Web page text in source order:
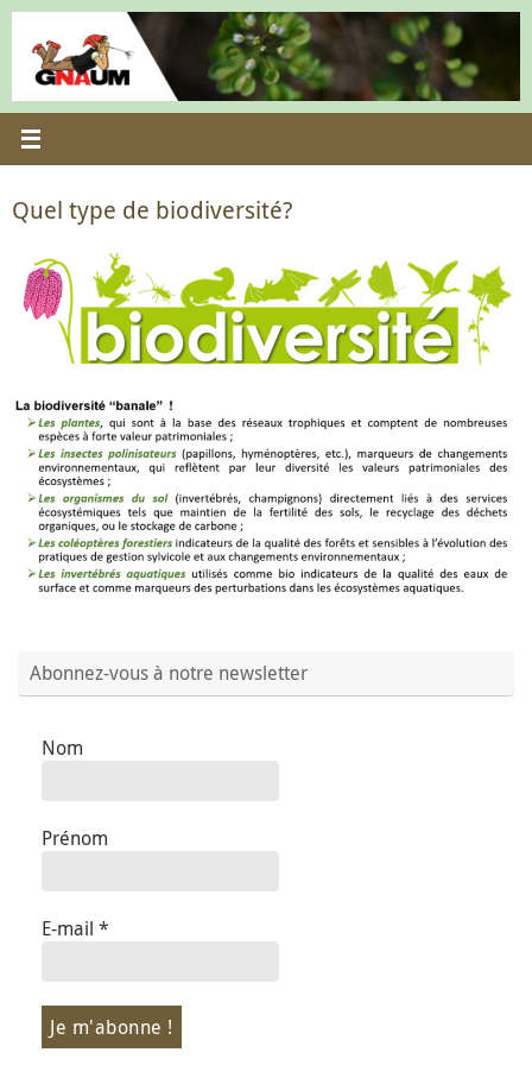
Passer
contenu
Quel type de biodiversité?
Abonnez-vous à notre newsletter
Nom
Prénom
E-mail *